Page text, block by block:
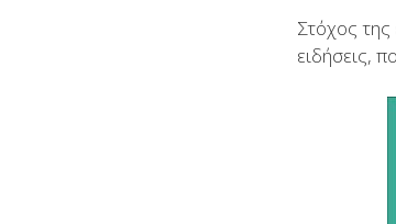
Στόχος
ειδήσεις,